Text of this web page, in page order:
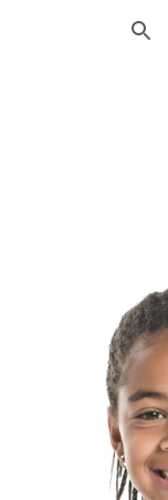
Skip to navigation